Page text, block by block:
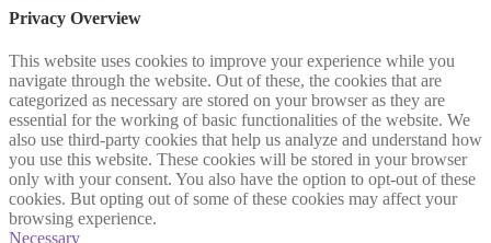
Privacy Overview
This website uses cookies to improve your experience while you
navigate through the website. Out of these, the cookies that are
categorized as necessary are stored on your browser as they are
essential for the working of basic functionalities of the website. We
also use third-party cookies that help us analyze and understand how
you use this website. These cookies will be stored in your browser
only with your consent. You also have the option to opt-out of these
cookies. But opting out of some of these cookies may affect your
browsing experience.
Necessary